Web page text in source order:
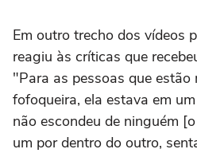
Em outro trecho dos vídeos
reagiu às críticas que
"Para as pessoas que estão
fofoqueira, ela estava em
não escondeu de ninguém
um por dentro do outro,